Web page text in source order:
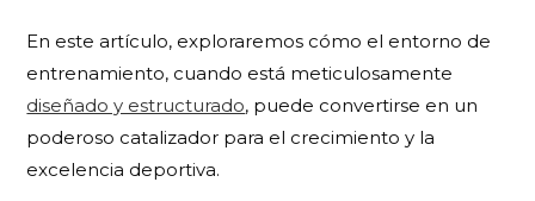
En este artículo, exploraremos cómo el entorno de
entrenamiento, cuando está meticulosamente
diseñado y estructurado, puede convertirse en un
poderoso catalizador para el crecimiento y la
excelencia deportiva.